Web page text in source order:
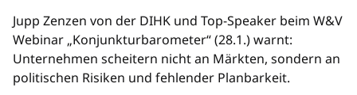
Jupp Zenzen von der DIHK und Top-Speaker beim W&V
Webinar „Konjunkturbarometer“ (28.1.) warnt:
Unternehmen scheitern nicht an Märkten, sondern an
politischen Risiken und fehlender Planbarkeit.